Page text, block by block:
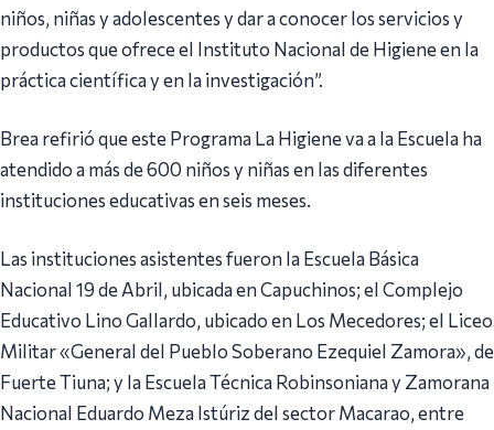
niños, niñas y adolescentes y dar a conocer los servicios y
productos que ofrece el Instituto Nacional de Higiene en la
práctica científica y en la investigación”.
Brea refirió que este Programa La Higiene va a la Escuela ha
atendido a más de 600 niños y niñas en las diferentes
instituciones educativas en seis meses.
Las instituciones asistentes fueron la Escuela Básica
Nacional 19 de Abril, ubicada en Capuchinos; el Complejo
Educativo Lino Gallardo, ubicado en Los Mecedores; el Liceo
Militar «General del Pueblo Soberano Ezequiel Zamora», de
Fuerte Tiuna; y la Escuela Técnica Robinsoniana y Zamorana
Nacional Eduardo Meza Istúriz del sector Macarao, entre